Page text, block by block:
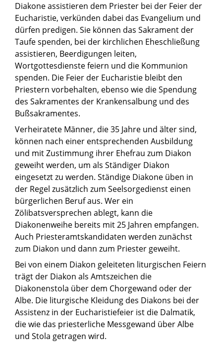
Diakone assistieren dem Priester bei der Feier der
Eucharistie, verkünden dabei das Evangelium und
dürfen predigen. Sie können das Sakrament der
Taufe spenden, bei der kirchlichen Eheschließung
assistieren, Beerdigungen leiten,
Wortgottesdienste feiern und die Kommunion
spenden. Die Feier der Eucharistie bleibt den
Priestern vorbehalten, ebenso wie die Spendung
des Sakramentes der Krankensalbung und des
Bußsakramentes.
Verheiratete Männer, die 35 Jahre und älter sind,
können nach einer entsprechenden Ausbildung
und mit Zustimmung ihrer Ehefrau zum Diakon
geweiht werden, um als Ständiger Diakon
eingesetzt zu werden. Ständige Diakone üben in
der Regel zusätzlich zum Seelsorgedienst einen
bürgerlichen Beruf aus. Wer ein
Zölibatsversprechen ablegt, kann die
Diakonenweihe bereits mit 25 Jahren empfangen.
Auch Priesteramtskandidaten werden zunächst
zum Diakon und dann zum Priester geweiht.
Bei von einem Diakon geleiteten liturgischen Feiern
trägt der Diakon als Amtszeichen die
Diakonenstola über dem Chorgewand oder der
Albe. Die liturgische Kleidung des Diakons bei der
Assistenz in der Eucharistiefeier ist die Dalmatik,
die wie das priesterliche Messgewand über Albe
und Stola getragen wird.